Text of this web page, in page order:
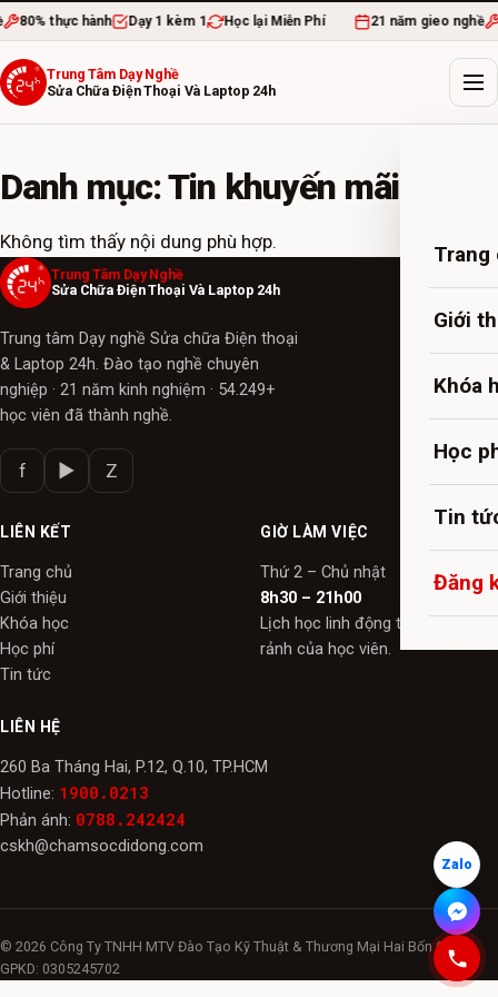
80% thực hành Dạy 1 kèm 1 Học lại Miễn Phí 21 năm gieo nghề
Trung Tâm Dạy Nghề
Sửa Chữa Điện Thoại Và Laptop 24h
Trang
Giới
Khóa
Học
Tin
Đăng
Danh mục: Tin khuyến mãi
Không tìm thấy nội dung phù hợp.
Trung Tâm Dạy Nghề
Sửa Chữa Điện Thoại Và Laptop 24h
Trung tâm Dạy nghề Sửa chữa Điện thoại
& Laptop 24h. Đào tạo nghề chuyên
nghiệp · 21 năm kinh nghiệm · 54.249+
học viên đã thành nghề.
f ▶ Z
LIÊN KẾT
Trang chủ
Giới thiệu
Khóa học
Học phí
Tin tức
GIỜ LÀM VIỆC
Thứ 2 – Chủ nhật
8h30 – 21h00
Lịch học linh động theo thời gian
rảnh của học viên.
LIÊN HỆ
260 Ba Tháng Hai, P.12, Q.10, TP.HCM
Hotline: 1900.0213
Phản ánh: 0788.242424
cskh@chamsocdidong.com
© 2026 Công Ty TNHH MTV Đào Tạo Kỹ Thuật & Thương Mại Hai Bốn Giờ ·
GPKD: 0305245702
Zalo